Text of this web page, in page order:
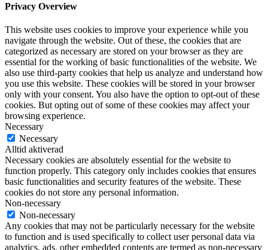
Privacy Overview
This website uses cookies to improve your experience while you
navigate through the website. Out of these, the cookies that are
categorized as necessary are stored on your browser as they are
essential for the working of basic functionalities of the website. We
also use third-party cookies that help us analyze and understand how
you use this website. These cookies will be stored in your browser
only with your consent. You also have the option to opt-out of these
cookies. But opting out of some of these cookies may affect your
browsing experience.
Necessary
Necessary
Alltid aktiverad
Necessary cookies are absolutely essential for the website to
function properly. This category only includes cookies that ensures
basic functionalities and security features of the website. These
cookies do not store any personal information.
Non-necessary
Non-necessary
Any cookies that may not be particularly necessary for the website
to function and is used specifically to collect user personal data via
analytics, ads, other embedded contents are termed as non-necessary